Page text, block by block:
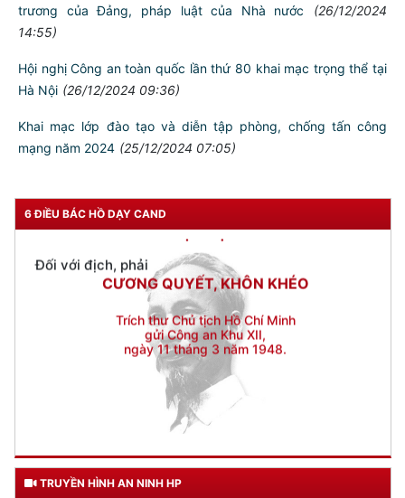
trương của Đảng, pháp luật của Nhà nước
(26/12/2024
14:55)
Hội nghị Công an toàn quốc lần thứ 80 khai mạc trọng thể tại
(26/12/2024 09:36)
Khai mạc lớp đào tạo và diễn tập phòng, chống tấn công
(25/12/2024 07:05)
6 ĐIỀU BÁC HỒ DẠY CAND
TƯ CÁCH
NGƯỜI CÔNG AN CÁCH MỆNH LÀ:
Đối với tự mình, phải
CẦN, KIỆM, LIÊM, CHÍNH
THÂN ÁI GIÚP ĐỠ
Đối với chính phủ, phải
TUYỆT ĐỐI TRUNG THÀNH
Đối với nhân dân, phải
KÍNH TRỌNG LỄ PHÉP
Đối với công việc, phải
TẬN TỤY
Đối với địch, phải
CƯƠNG QUYẾT, KHÔN KHÉO